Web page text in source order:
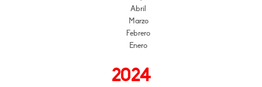
Abril
Marzo
Febrero
Enero
2024